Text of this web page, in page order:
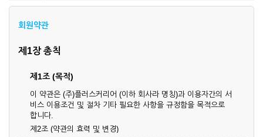
회원약관
제1장 총칙
제1조 (목적)
이 약관은 (주)플러스커리어 (이하 회사라 명칭)과 이용자간의 서
비스 이용조건 및 절차 기타 필요한 사항을 규정함을 목적으로
합니다.
제2조 (약관의 효력 및 변경)